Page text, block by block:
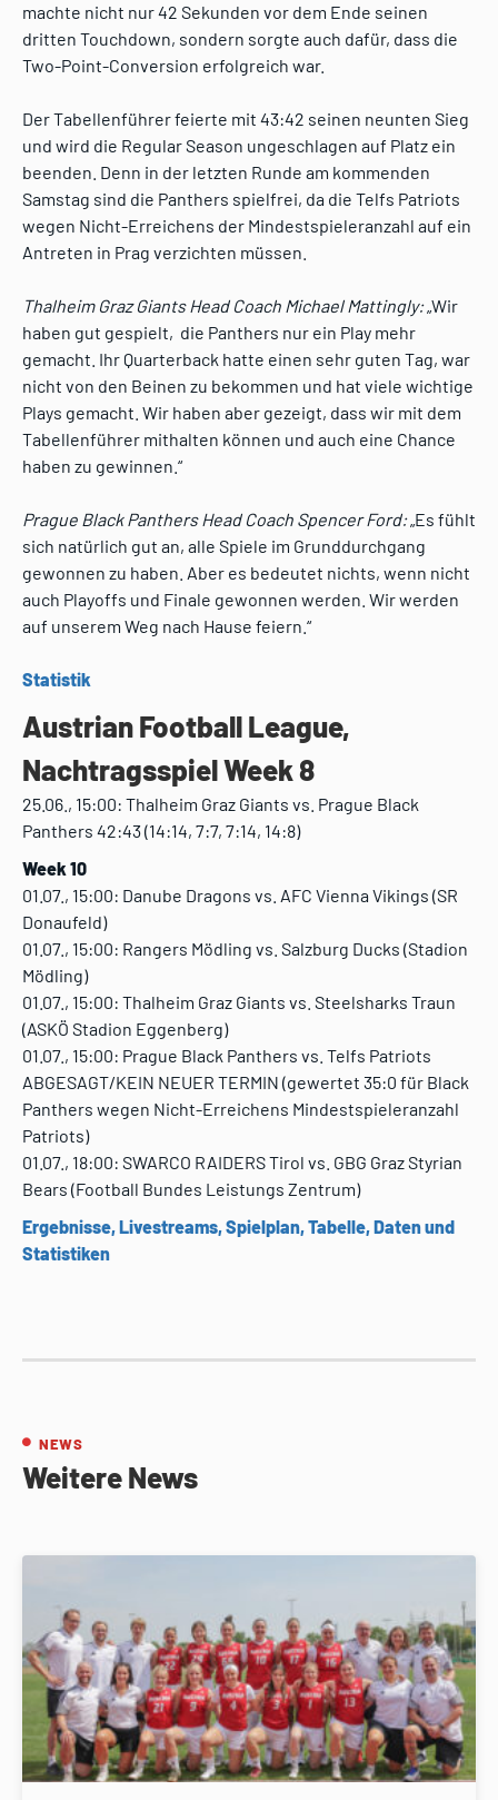
machte nicht nur 42 Sekunden vor dem Ende seinen
dritten Touchdown, sondern sorgte auch dafür, dass die
Two-Point-Conversion erfolgreich war.
Der Tabellenführer feierte mit 43:42 seinen neunten Sieg
und wird die Regular Season ungeschlagen auf Platz ein
beenden. Denn in der letzten Runde am kommenden
Samstag sind die Panthers spielfrei, da die Telfs Patriots
wegen Nicht-Erreichens der Mindestspieleranzahl auf ein
Antreten in Prag verzichten müssen.
Thalheim Graz Giants Head Coach Michael Mattingly:„Wir
haben gut gespielt, die Panthers nur ein Play mehr
gemacht. Ihr Quarterback hatte einen sehr guten Tag, war
nicht von den Beinen zu bekommen und hat viele wichtige
Plays gemacht. Wir haben aber gezeigt, dass wir mit dem
Tabellenführer mithalten können und auch eine Chance
haben zu gewinnen.“
Prague Black Panthers Head Coach Spencer Ford:„Es fühlt
sich natürlich gut an, alle Spiele im Grunddurchgang
gewonnen zu haben. Aber es bedeutet nichts, wenn nicht
auch Playoffs und Finale gewonnen werden. Wir werden
auf unserem Weg nach Hause feiern.“
Statistik
Austrian Football League,
Nachtragsspiel Week 8
25.06., 15:00: Thalheim Graz Giants vs. Prague Black
Panthers 42:43 (14:14, 7:7, 7:14, 14:8)
Week 10
01.07., 15:00: Danube Dragons vs. AFC Vienna Vikings (SR
Donaufeld)
01.07., 15:00: Rangers Mödling vs. Salzburg Ducks (Stadion
Mödling)
01.07., 15:00: Thalheim Graz Giants vs. Steelsharks Traun
(ASKÖ Stadion Eggenberg)
01.07., 15:00: Prague Black Panthers vs. Telfs Patriots
ABGESAGT/KEIN NEUER TERMIN (gewertet 35:0 für Black
Panthers wegen Nicht-Erreichens Mindestspieleranzahl
Patriots)
01.07., 18:00: SWARCO RAIDERS Tirol vs. GBG Graz Styrian
Bears (Football Bundes Leistungs Zentrum)
Ergebnisse, Livestreams, Spielplan, Tabelle, Daten und
Statistiken
NEWS
Weitere News